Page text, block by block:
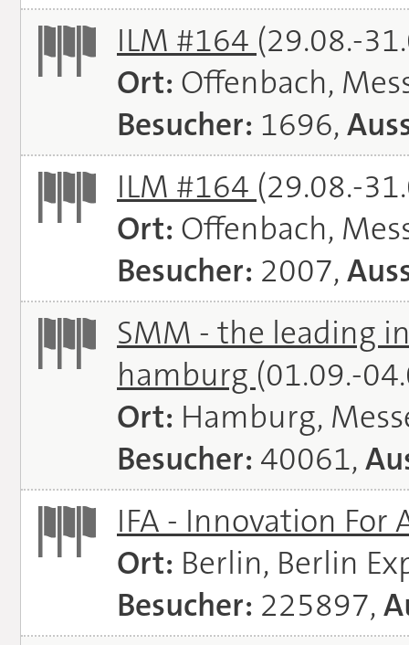
ILM #164 (29.08.-
Ort: Offenbach,
Besucher: 1696,
ILM #164 (29.08.-
Ort: Offenbach,
Besucher: 2007,
SMM - the leading
hamburg (01.09.-
Ort: Hamburg,
Besucher: 40061,
IFA - Innovation For
Ort: Berlin, Berlin
Besucher: 225897,